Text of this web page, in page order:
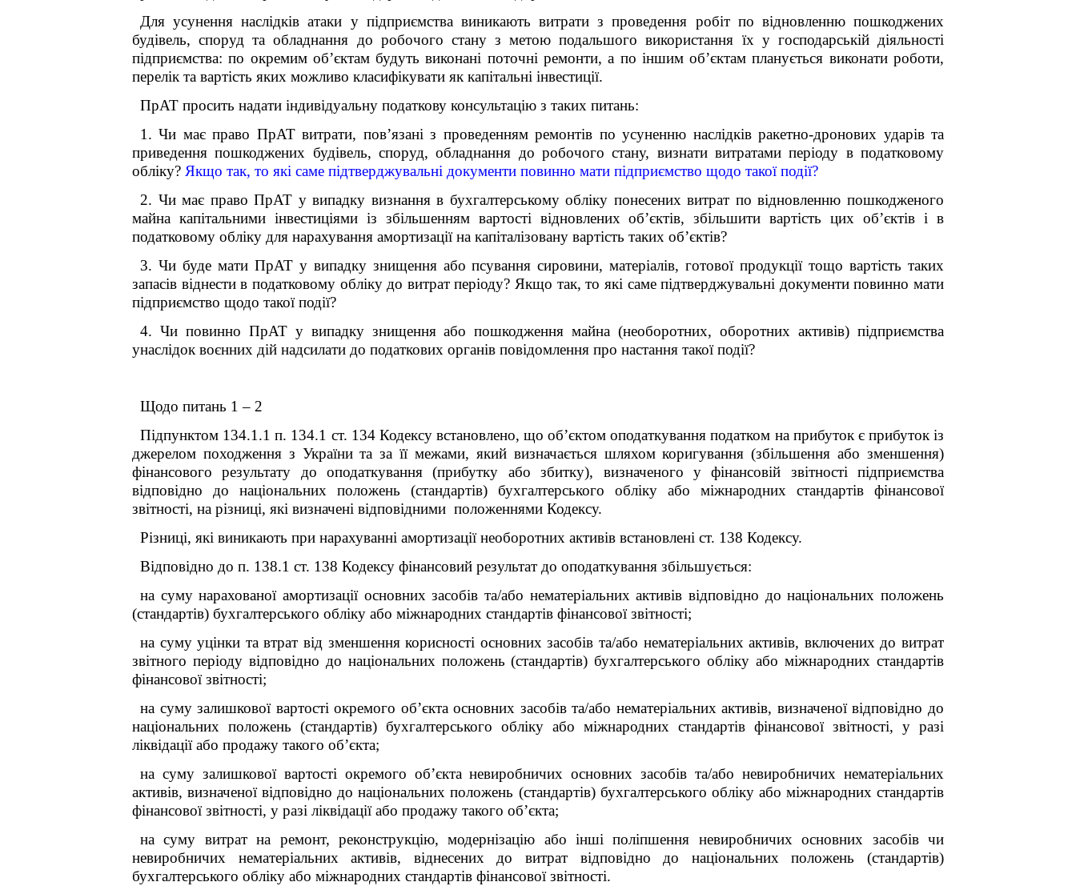
Для усунення наслідків атаки у підприємства виникають витрати з проведення робіт по відновленню пошкоджених
будівель, споруд та обладнання до робочого стану з метою подальшого використання їх у господарській діяльності
підприємства: по окремим об’єктам будуть виконані поточні ремонти, а по іншим об’єктам планується виконати роботи,
перелік та вартість яких можливо класифікувати як капітальні інвестиції.
ПрАТ просить надати індивідуальну податкову консультацію з таких питань:
1. Чи має право ПрАТ витрати, пов’язані з проведенням ремонтів по усуненню наслідків ракетно-дронових ударів та
приведення пошкоджених будівель, споруд, обладнання до робочого стану, визнати витратами періоду в податковому
обліку? Якщо так, то які саме підтверджувальні документи повинно мати підприємство щодо такої події?
2. Чи має право ПрАТ у випадку визнання в бухгалтерському обліку понесених витрат по відновленню пошкодженого
майна капітальними інвестиціями із збільшенням вартості відновлених об’єктів, збільшити вартість цих об’єктів і в
податковому обліку для нарахування амортизації на капіталізовану вартість таких об’єктів?
3. Чи буде мати ПрАТ у випадку знищення або псування сировини, матеріалів, готової продукції тощо вартість таких
запасів віднести в податковому обліку до витрат періоду? Якщо так, то які саме підтверджувальні документи повинно мати
підприємство щодо такої події?
4. Чи повинно ПрАТ у випадку знищення або пошкодження майна (необоротних, оборотних активів) підприємства
унаслідок воєнних дій надсилати до податкових органів повідомлення про настання такої події?
Щодо питань 1 – 2
Підпунктом 134.1.1 п. 134.1 ст. 134 Кодексу встановлено, що об’єктом оподаткування податком на прибуток є прибуток із
джерелом походження з України та за її межами, який визначається шляхом коригування (збільшення або зменшення)
фінансового результату до оподаткування (прибутку або збитку), визначеного у фінансовій звітності підприємства
відповідно до національних положень (стандартів) бухгалтерського обліку або міжнародних стандартів фінансової
звітності, на різниці, які визначені відповідними положеннями Кодексу.
Різниці, які виникають при нарахуванні амортизації необоротних активів встановлені ст. 138 Кодексу.
Відповідно до п. 138.1 ст. 138 Кодексу фінансовий результат до оподаткування збільшується:
на суму нарахованої амортизації основних засобів та/або нематеріальних активів відповідно до національних положень
(стандартів) бухгалтерського обліку або міжнародних стандартів фінансової звітності;
на суму уцінки та втрат від зменшення корисності основних засобів та/або нематеріальних активів, включених до витрат
звітного періоду відповідно до національних положень (стандартів) бухгалтерського обліку або міжнародних стандартів
фінансової звітності;
на суму залишкової вартості окремого об’єкта основних засобів та/або нематеріальних активів, визначеної відповідно до
національних положень (стандартів) бухгалтерського обліку або міжнародних стандартів фінансової звітності, у разі
ліквідації або продажу такого об’єкта;
на суму залишкової вартості окремого об’єкта невиробничих основних засобів та/або невиробничих нематеріальних
активів, визначеної відповідно до національних положень (стандартів) бухгалтерського обліку або міжнародних стандартів
фінансової звітності, у разі ліквідації або продажу такого об’єкта;
на суму витрат на ремонт, реконструкцію, модернізацію або інші поліпшення невиробничих основних засобів чи
невиробничих нематеріальних активів, віднесених до витрат відповідно до національних положень (стандартів)
бухгалтерського обліку або міжнародних стандартів фінансової звітності.